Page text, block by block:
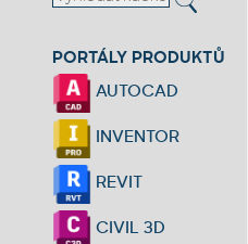
PORTÁLY PRODUKTŮ
AUTOCAD
INVENTOR
REVIT
CIVIL 3D